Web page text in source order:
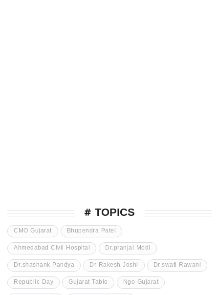
# TOPICS
CMO Gujarat Bhupendra Patel
Ahmedabad Civil Hospital Dr.pranjal Modi
Dr.shashank Pandya Dr Rakesh Joshi Dr.swati Rawani
Republic Day Gujarat Tablo Ngo Gujarat